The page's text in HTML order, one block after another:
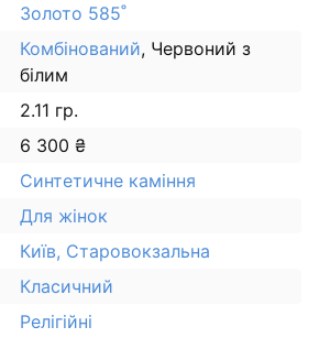
Золото 585˚
Комбінований, Червоний з
білим
2.11 гр.
6 300 ₴
Синтетичне каміння
Для жінок
Київ, Старовокзальна
Класичний
Релігійні